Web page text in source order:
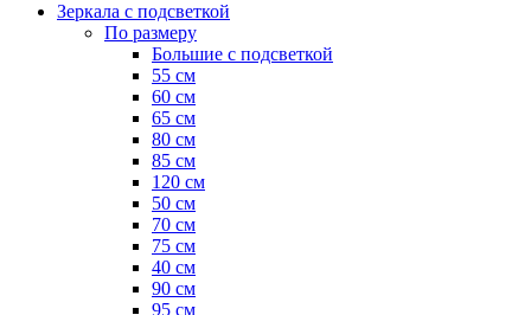
Зеркала с подсветкой
По размеру
Большие с подсветкой
55 см
60 см
65 см
80 см
85 см
120 см
50 см
70 см
75 см
40 см
90 см
95 см